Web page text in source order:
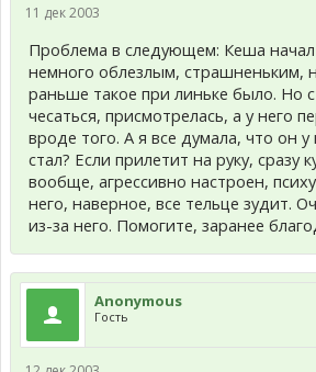
11 дек 2003
Проблема в следующем: Кеша начал
немного облезлым, страшненьким,
раньше такое при линьке было. Но
чесаться, присмотрелась, а у него
вроде того. А я все думала, что он
стал? Если прилетит на руку, сразу
вообще, агрессивно настроен,
него, наверное, все тельце зудит.
из-за него. Помогите, заранее
Anonymous
Гость